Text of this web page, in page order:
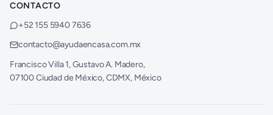
CONTACTO
+52 155 5940 7636
contacto@ayudaencasa.com.mx
Francisco Villa 1, Gustavo A. Madero,
07100 Ciudad de México, CDMX, México